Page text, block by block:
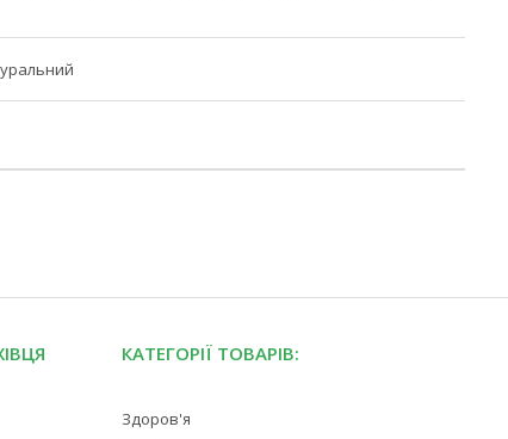
КАТЕГОРІЇ ТОВАРІВ:
Здоров'я